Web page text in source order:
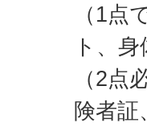
（1点
ト、
（2点
険者証